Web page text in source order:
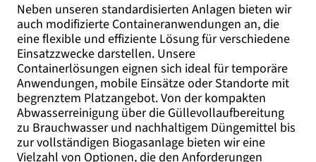
Neben unseren standardisierten Anlagen bieten wir
auch modifizierte Containeranwendungen an, die
eine flexible und effiziente Lösung für verschiedene
Einsatzzwecke darstellen. Unsere
Containerlösungen eignen sich ideal für temporäre
Anwendungen, mobile Einsätze oder Standorte mit
begrenztem Platzangebot. Von der kompakten
Abwasserreinigung über die Güllevollaufbereitung
zu Brauchwasser und nachhaltigem Düngemittel bis
zur vollständigen Biogasanlage bieten wir eine
Vielzahl von Optionen, die den Anforderungen